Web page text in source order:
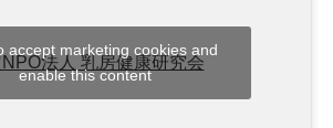
法人 乳房健康研究会
accept marketing cookies and
enable this content